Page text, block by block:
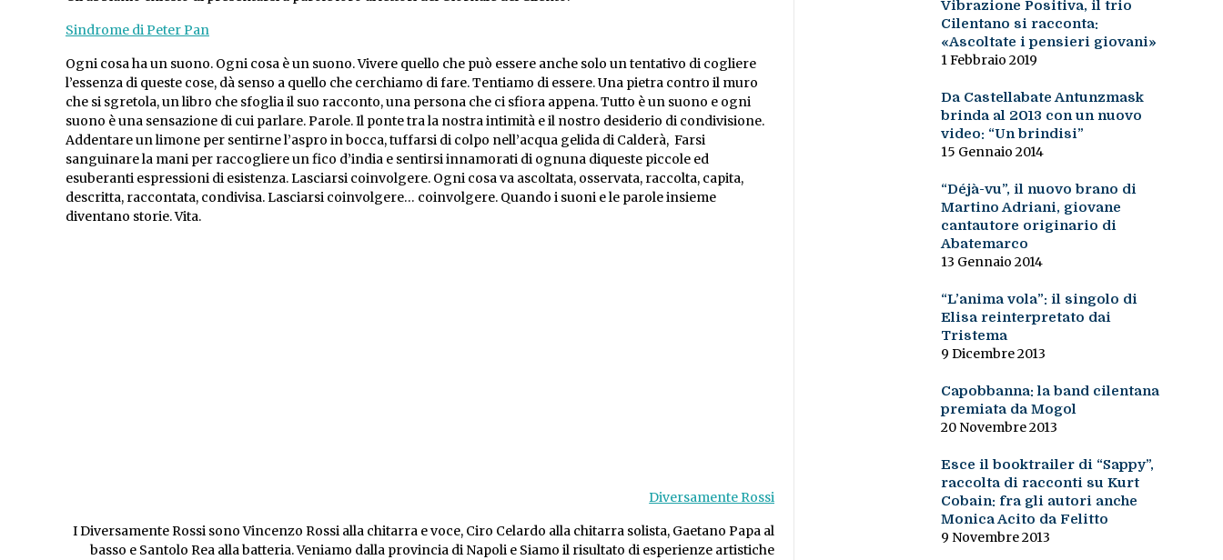
Sindrome di Peter Pan
Ogni cosa ha un suono. Ogni cosa è un suono. Vivere quello che può essere anche solo un tentativo di cogliere
l’essenza di queste cose, dà senso a quello che cerchiamo di fare. Tentiamo di essere. Una pietra contro il muro
che si sgretola, un libro che sfoglia il suo racconto, una persona che ci sfiora appena. Tutto è un suono e ogni
suono è una sensazione di cui parlare. Parole. Il ponte tra la nostra intimità e il nostro desiderio di condivisione.
Addentare un limone per sentirne l’aspro in bocca, tuffarsi di colpo nell’acqua gelida di Calderà, Farsi
sanguinare la mani per raccogliere un fico d’india e sentirsi innamorati di ognuna diqueste piccole ed
esuberanti espressioni di esistenza. Lasciarsi coinvolgere. Ogni cosa va ascoltata, osservata, raccolta, capita,
descritta, raccontata, condivisa. Lasciarsi coinvolgere… coinvolgere. Quando i suoni e le parole insieme
diventano storie. Vita.
Diversamente Rossi
I Diversamente Rossi sono Vincenzo Rossi alla chitarra e voce, Ciro Celardo alla chitarra solista, Gaetano Papa al
basso e Santolo Rea alla batteria. Veniamo dalla provincia di Napoli e Siamo il risultato di esperienze artistiche
Vibrazione Positiva, il trio
Cilentano si racconta:
«Ascoltate i pensieri giovani»
1 Febbraio 2019
Da Castellabate Antunzmask
brinda al 2013 con un nuovo
video: “Un brindisi”
15 Gennaio 2014
“Déjà-vu”, il nuovo brano di
Martino Adriani, giovane
cantautore originario di
Abatemarco
13 Gennaio 2014
“L’anima vola”: il singolo di
Elisa reinterpretato dai
Tristema
9 Dicembre 2013
Capobbanna: la band cilentana
premiata da Mogol
20 Novembre 2013
Esce il booktrailer di “Sappy”,
raccolta di racconti su Kurt
Cobain: fra gli autori anche
Monica Acito da Felitto
9 Novembre 2013